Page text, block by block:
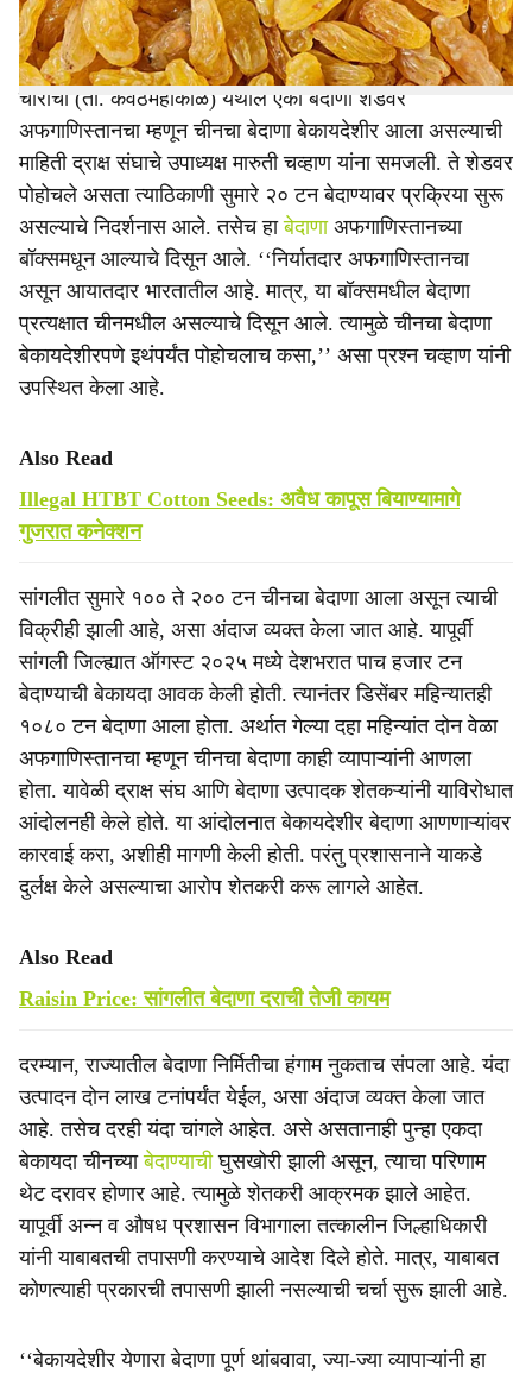
औषध प्रशासनाने जाणीवपूर्वक दुर्लक्ष शेतकरी संतप्त झाले आहेत.
चोरोची (ता. कवठेमहांकाळ) येथील एका बेदाणा शेडवर
अफगाणिस्तानचा म्हणून चीनचा बेदाणा बेकायदेशीर आला असल्याची
माहिती द्राक्ष संघाचे उपाध्यक्ष मारुती चव्हाण यांना समजली. ते शेडवर
पोहोचले असता त्याठिकाणी सुमारे २० टन बेदाण्यावर प्रक्रिया सुरू
असल्याचे निदर्शनास आले. तसेच हाबेदाणा अफगाणिस्तानच्या
बॉक्समधून आल्याचे दिसून आले. ‘‘निर्यातदार अफगाणिस्तानचा
असून आयातदार भारतातील आहे. मात्र, या बॉक्समधील बेदाणा
प्रत्यक्षात चीनमधील असल्याचे दिसून आले. त्यामुळे चीनचा बेदाणा
बेकायदेशीरपणे इथंपर्यंत पोहोचलाच कसा,’’ असा प्रश्न चव्हाण यांनी
उपस्थित केला आहे.
Also Read
Illegal HTBT Cotton Seeds: अवैध कापूस बियाण्यामागे
गुजरात कनेक्शन
सांगलीत सुमारे १०० ते २०० टन चीनचा बेदाणा आला असून त्याची
विक्रीही झाली आहे, असा अंदाज व्यक्त केला जात आहे. यापूर्वी
सांगली जिल्ह्यात ऑगस्ट २०२५ मध्ये देशभरात पाच हजार टन
बेदाण्याची बेकायदा आवक केली होती. त्यानंतर डिसेंबर महिन्यातही
१०८० टन बेदाणा आला होता. अर्थात गेल्या दहा महिन्यांत दोन वेळा
अफगाणिस्तानचा म्हणून चीनचा बेदाणा काही व्यापाऱ्यांनी आणला
होता. यावेळी द्राक्ष संघ आणि बेदाणा उत्पादक शेतकऱ्यांनी याविरोधात
आंदोलनही केले होते. या आंदोलनात बेकायदेशीर बेदाणा आणणाऱ्यांवर
कारवाई करा, अशीही मागणी केली होती. परंतु प्रशासनाने याकडे
दुर्लक्ष केले असल्याचा आरोप शेतकरी करू लागले आहेत.
Also Read
Raisin Price: सांगलीत बेदाणा दराची तेजी कायम
दरम्यान, राज्यातील बेदाणा निर्मितीचा हंगाम नुकताच संपला आहे. यंदा
उत्पादन दोन लाख टनांपर्यंत येईल, असा अंदाज व्यक्त केला जात
आहे. तसेच दरही यंदा चांगले आहेत. असे असतानाही पुन्हा एकदा
बेकायदा चीनच्याबेदाण्याचीघुसखोरी झाली असून, त्याचा परिणाम
थेट दरावर होणार आहे. त्यामुळे शेतकरी आक्रमक झाले आहेत.
यापूर्वी अन्न व औषध प्रशासन विभागाला तत्कालीन जिल्हाधिकारी
यांनी याबाबतची तपासणी करण्याचे आदेश दिले होते. मात्र, याबाबत
कोणत्याही प्रकारची तपासणी झाली नसल्याची चर्चा सुरू झाली आहे.
‘‘बेकायदेशीर येणारा बेदाणा पूर्ण थांबवावा, ज्या-ज्या व्यापाऱ्यांनी हा